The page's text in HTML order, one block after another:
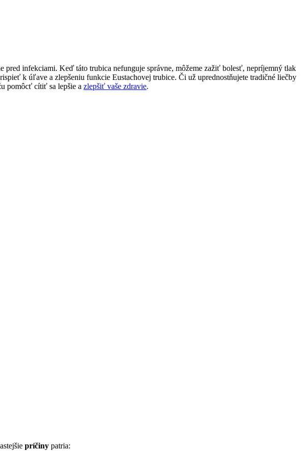
infekciami. Keď táto trubica nefunguje správne, môžeme zažiť bolesť, nepríjemný tlak
k úľave a zlepšeniu funkcie Eustachovej trubice. Či už uprednostňujete tradičné liečby
pomôcť cítiť sa lepšie a zlepšiť vaše zdravie.
príčiny patria: